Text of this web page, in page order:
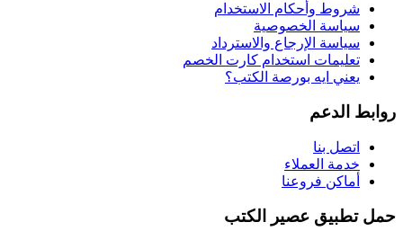
شروط وأحكام الاستخدام
سياسة الخصوصية
سياسة الإرجاع والاسترداد
تعليمات استخدام كارت الخصم
يعني ايه بورصة الكتب؟
روابط الدعم
اتصل بنا
خدمة العملاء
أماكن فروعنا
حمل تطبيق عصير الكتب